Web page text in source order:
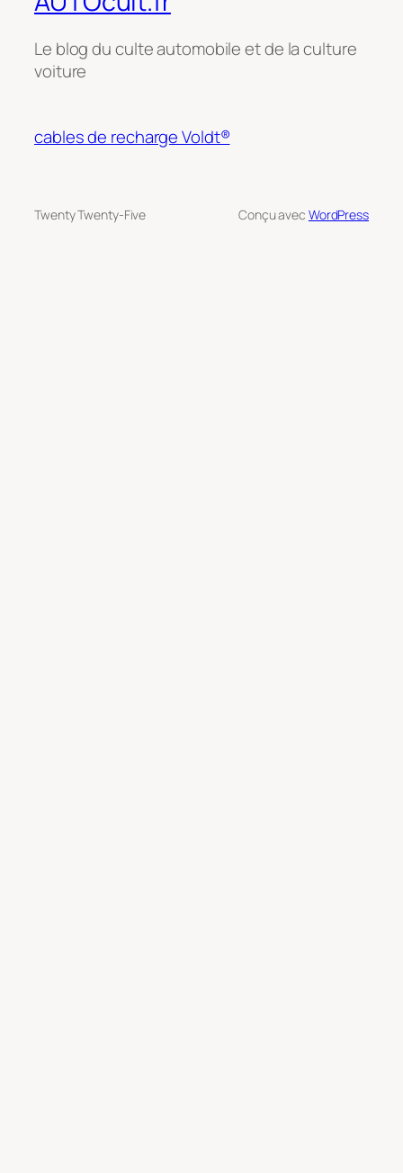
Le blog du culte automobile et de la culture
voiture
cables de recharge Voldt®
Twenty Twenty-Five Conçu avec WordPress